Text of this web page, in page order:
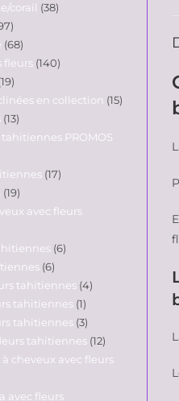
corail 38
68
fleurs 140
19
en collection 15
13
tahitiennes PROMOS
17
19
avec fleurs
6
6
tahitiennes 4
tahitiennes 1
tahitiennes 3
tahitiennes 12
cheveux avec fleurs
avec fleurs